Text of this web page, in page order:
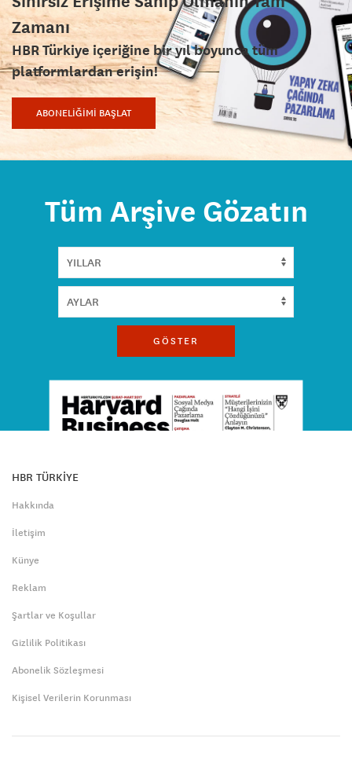
Zamanı
HBR Türkiye içeriğine bir yıl boyunca tüm
platformlardan erişin!
ABONELİĞİMİ BAŞLAT
Tüm Arşive Gözatın
GÖSTER
HBR TÜRKİYE
Hakkında
İletişim
Künye
Reklam
Şartlar ve Koşullar
Gizlilik Politikası
Abonelik Sözleşmesi
Kişisel Verilerin Korunması